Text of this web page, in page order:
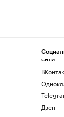
сети
Дзен